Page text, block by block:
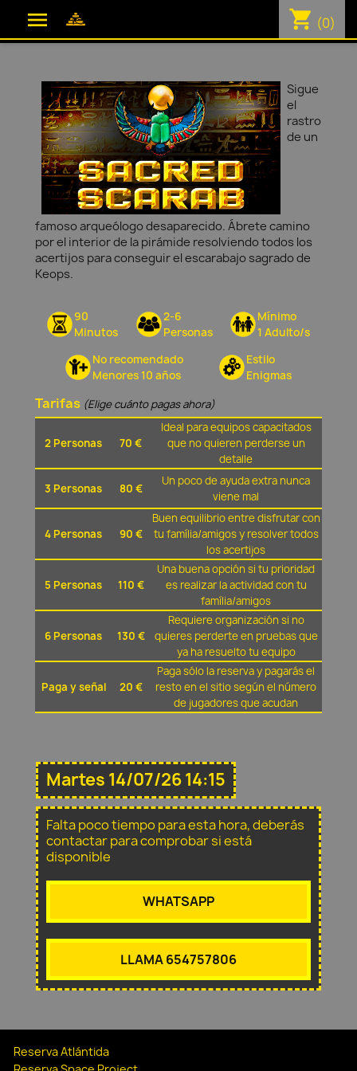
 shopping_cart (0)
Sigue
el
rastro
de un
famoso arqueólogo desaparecido. Ábrete camino
por el interior de la pirámide resolviendo todos los
acertijos para conseguir el escarabajo sagrado de
Keops.
90
Minutos
2-6
Personas
Mínimo
1 Adulto/s
No recomendado
Menores 10 años
Estilo
Enigmas
Tarifas (Elige cuánto pagas ahora)
2 Personas 70 €
Ideal para equipos capacitados
que no quieren perderse un
detalle
3 Personas 80 €
Un poco de ayuda extra nunca
viene mal
4 Personas 90 €
Buen equilibrio entre disfrutar con
tu família/amigos y resolver todos
los acertijos
5 Personas 110 €
Una buena opción si tu prioridad
es realizar la actividad con tu
família/amigos
6 Personas 130 €
Requiere organización si no
quieres perderte en pruebas que
ya ha resuelto tu equipo
Paga y señal 20 €
Paga sólo la reserva y pagarás el
resto en el sitio según el número
de jugadores que acudan
Martes 14/07/26 14:15
Falta poco tiempo para esta hora, deberás
contactar para comprobar si está
disponible
WHATSAPP
LLAMA 654757806
Reserva Atlántida